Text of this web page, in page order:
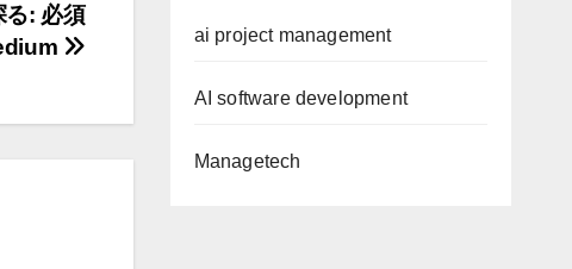
る: 必須
ai project management
AI software development
Managetech